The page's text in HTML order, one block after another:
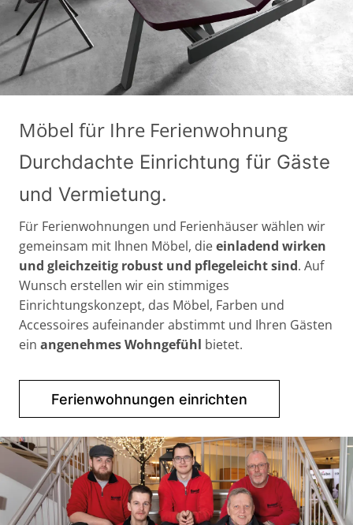
Möbel für Ihre Ferienwohnung
Durchdachte Einrichtung für Gäste
und Vermietung.
Für Ferienwohnungen und Ferienhäuser wählen wir
gemeinsam mit Ihnen Möbel, dieeinladend wirken
und gleichzeitig robust und pflegeleicht sind. Auf
Wunsch erstellen wir ein stimmiges
Einrichtungskonzept, das Möbel, Farben und
Accessoires aufeinander abstimmt und Ihren Gästen
ein angenehmes Wohngefühl bietet.
Ferienwohnungen einrichten